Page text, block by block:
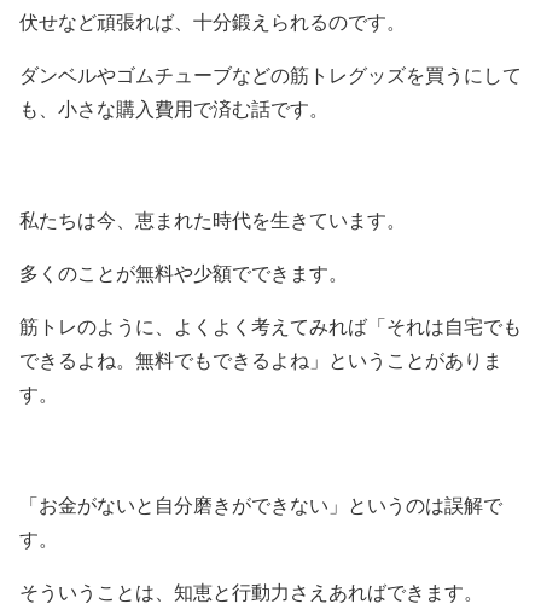
伏せなど頑張れば、十分鍛えられるのです。
ダンベルやゴムチューブなどの筋トレグッズを買うにして
も、小さな購入費用で済む話です。
私たちは今、恵まれた時代を生きています。
多くのことが無料や少額でできます。
筋トレのように、よくよく考えてみれば「それは自宅でも
できるよね。無料でもできるよね」ということがありま
す。
「お金がないと自分磨きができない」というのは誤解で
す。
そういうことは、知恵と行動力さえあればできます。